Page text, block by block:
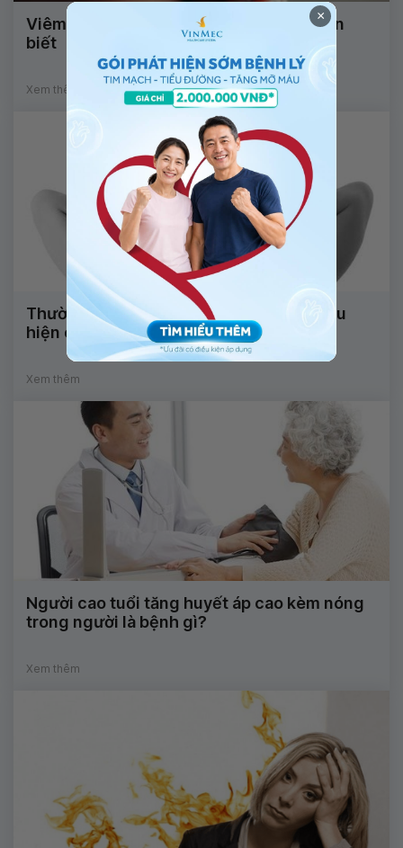
Viêm mũi dị ứng mùa hè: Những điều cần
biết
Xem thêm
Thường xuyên đau nhức vùng gáy là biểu
hiện của bệnh gì?
Xem thêm
Người cao tuổi tăng huyết áp cao kèm nóng
trong người là bệnh gì?
Xem thêm
×